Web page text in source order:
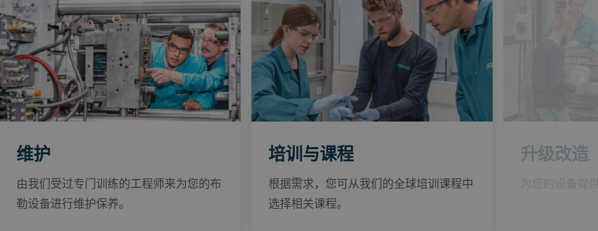
维护
由我们受过专门训练的工程师来为您的布
勒设备进行维护保养。
培训与课程
根据需求，您可从我们的全球培训课程中
选择相关课程。
升级改造